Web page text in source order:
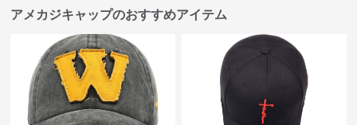
アメカジキャップのおすすめアイテム